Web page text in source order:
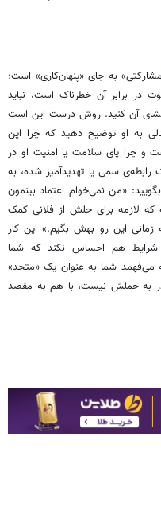
به جای «پنهان‌کاری» است؛
در برابر آن خطرناک است، نباید
آن کنید. روش درست این است
به او توضیح دهید که چرا این
و چرا پای سلامت یا امنیت او در
سمی یا تهدیدآمیز شده، به
«من نمی‌خوام اعتماد بینمون
که لازمه برای حلش از فلانی کمک
زمانی این رو بهش بگیم.» این کار
هم احساس نکند که شما
می‌فهمد شما به عنوان یک «متحد»
به حملش نیست، با هم به مقصد